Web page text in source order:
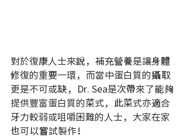
對於復康人士來說，補充營養是讓身體
修復的重要一環，而當中蛋白質的攝取
更是不可或缺，Dr. Sea是次帶來了能夠
提供豐富蛋白質的菜式，此菜式亦適合
牙力較弱或咀嚼困難的人士，大家在家
也可以嘗試製作！